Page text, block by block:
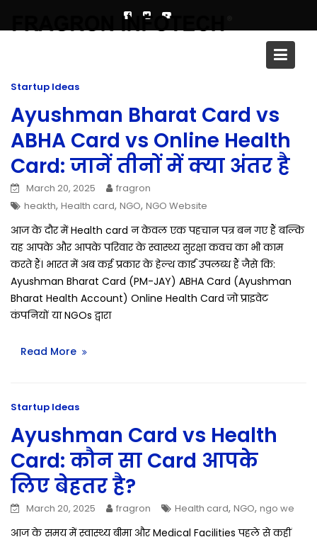
Startup Ideas
Ayushman Bharat Card vs
ABHA Card vs Online Health
Card: जानें तीनों में क्या अंतर है
March 20, 2025
fragron
heakth, Health card, NGO, NGO Website
आज के दौर में Health card न केवल एक पहचान पत्र बन गए हैं बल्कि
यह आपके और आपके परिवार के स्वास्थ्य सुरक्षा कवच का भी काम
करते हैं। भारत में अब कई प्रकार के हेल्थ कार्ड उपलब्ध हैं जैसे कि:
Ayushman Bharat Card (PM-JAY) ABHA Card (Ayushman
Bharat Health Account) Online Health Card जो प्राइवेट
कंपनियों या NGOs द्वारा
Read More
Startup Ideas
Ayushman Card vs Health
Card: कौन सा Card आपके
लिए बेहतर है?
March 20, 2025 fragron Health card, NGO, ngo we
आज के समय में स्वास्थ्य बीमा और Medical Facilities पहले से कहीं